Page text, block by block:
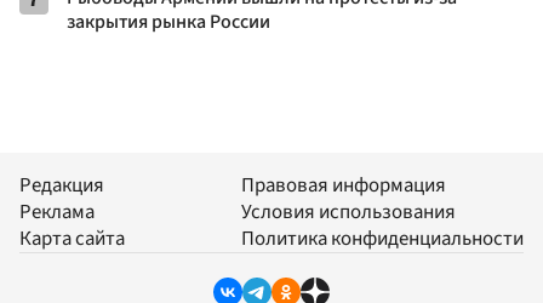
закрытия рынка России
Редакция
Реклама
Карта сайта
Правовая информация
Условия использования
Политика конфиденциальности